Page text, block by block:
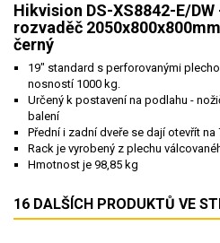
Hikvision DS-XS8842-E/
rozvaděč
černý
19" standard s perforovanými
nosností 1000 kg.
Určený k postavení na podlahu -
balení
Přední i zadní dveře se dají otevřít na
Rack je vyrobený z plechu
Hmotnost je 98,85 kg
16 DALŠÍCH PRODUKTŮ VE